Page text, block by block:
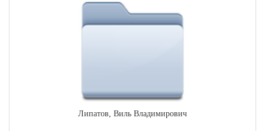
Липатов, Виль Владимирович